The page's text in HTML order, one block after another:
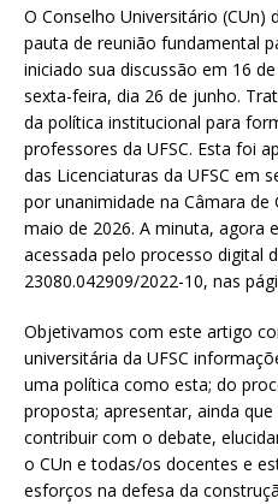
O Conselho Universitário (CUn)
pauta de reunião fundamental
iniciado sua discussão em 16
sexta-feira, dia 26 de junho.
da política institucional para
professores da UFSC. Esta foi
das Licenciaturas da UFSC em
por unanimidade na Câmara de
maio de 2026. A minuta, agora
acessada pelo processo digital
23080.042909/2022-10, nas
Objetivamos com este artigo
universitária da UFSC
uma política como esta; do
proposta; apresentar, ainda
contribuir com o debate,
o CUn e todas/os docentes e
esforços na defesa da